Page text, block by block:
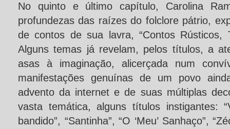
No quinto e último capítulo, Carolina
profundezas das raízes do folclore pátrio,
de contos de sua lavra, “Contos Rústicos,
Alguns temas já revelam, pelos títulos, a
asas à imaginação, alicerçada num
manifestações genuínas de um povo
advento da internet e de suas múltiplas
vasta temática, alguns títulos instigantes:
bandido”, “Santinha”, “O ‘Meu’ Sanhaço”,